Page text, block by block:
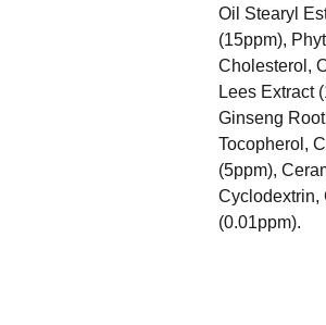
Oil Stearyl
(15ppm),
Cholesterol,
Lees Extract
Ginseng
Tocopherol,
(5ppm),
Cyclodextrin,
(0.01ppm).